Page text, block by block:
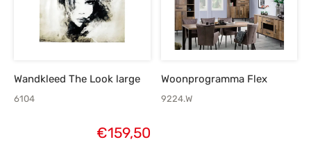
Wandkleed The Look large
6104
€159,50
Woonprogramma Flex
9224.W